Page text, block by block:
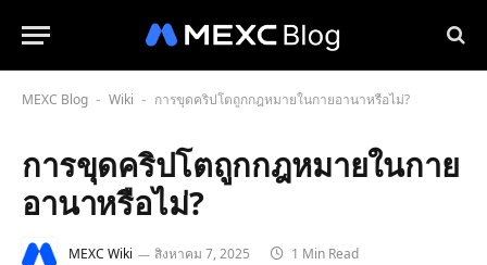
MEXC Blog - Wiki - การขุดคริปโตถูกกฎหมายในกายอานาหรือไม่?
การขุดคริปโตถูกกฎหมายในกาย
อานาหรือไม่?
MEXC Wiki สิงหาคม 7, 2025 1 Min Read